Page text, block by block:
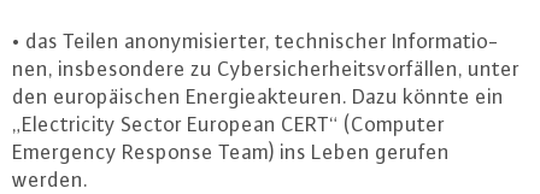
• das Teilen an­ony­mi­sier­ter, tech­ni­scher In­for­ma­tio­
nen, ins­be­son­de­re zu Cy­ber­si­cher­heits­vor­fäl­len, unter
den eu­ro­päi­schen En­er­gie­ak­teu­ren. Dazu könnte ein
„Electri­ci­ty Sector European CERT“ (Computer
Emergency Response Team) ins Leben gerufen
werden.